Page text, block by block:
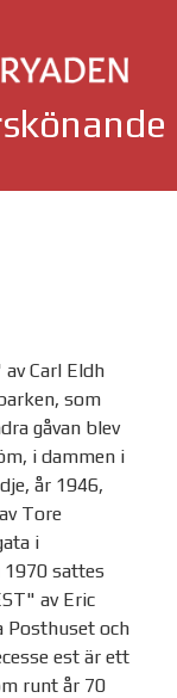
Carl Eldh
som
gåvan blev
i dammen i
år 1946,
Tore
i
sattes
av Eric
Posthuset och
est är ett
runt år 70